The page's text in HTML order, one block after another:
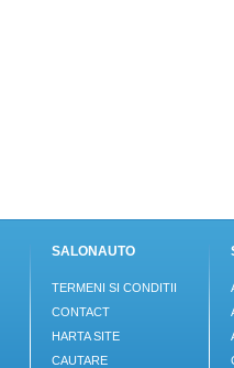
SALONAUTO
TERMENI SI CONDITII
CONTACT
HARTA SITE
CAUTARE